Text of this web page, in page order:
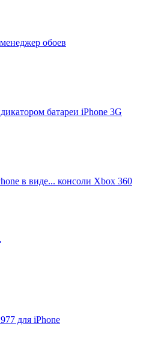
обоев
батареи iPhone 3G
в виде... консоли Xbox 360
для iPhone